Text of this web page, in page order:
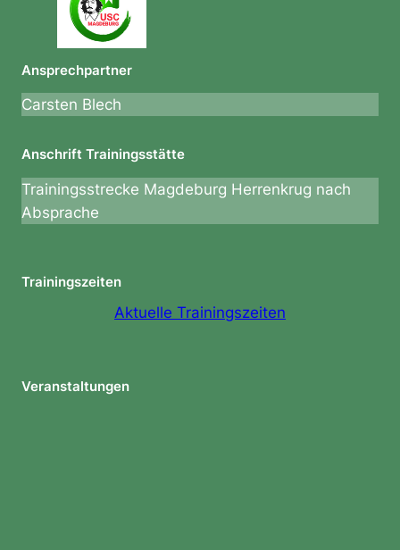
Ansprechpartner
Carsten Blech
Anschrift Trainingsstätte
Trainingsstrecke Magdeburg Herrenkrug nach
Absprache
Trainingszeiten
Aktuelle Trainingszeiten
Veranstaltungen